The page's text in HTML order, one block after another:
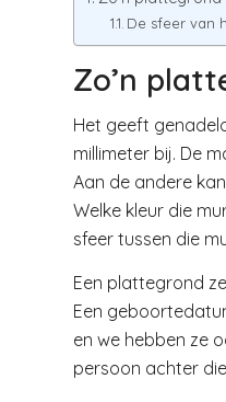
De sfeer van
Zo’n
Het geeft
millimeter bij. De
Aan de andere
Welke kleur die
sfeer tussen die
Een plattegrond
Een
en we hebben ze
persoon achter